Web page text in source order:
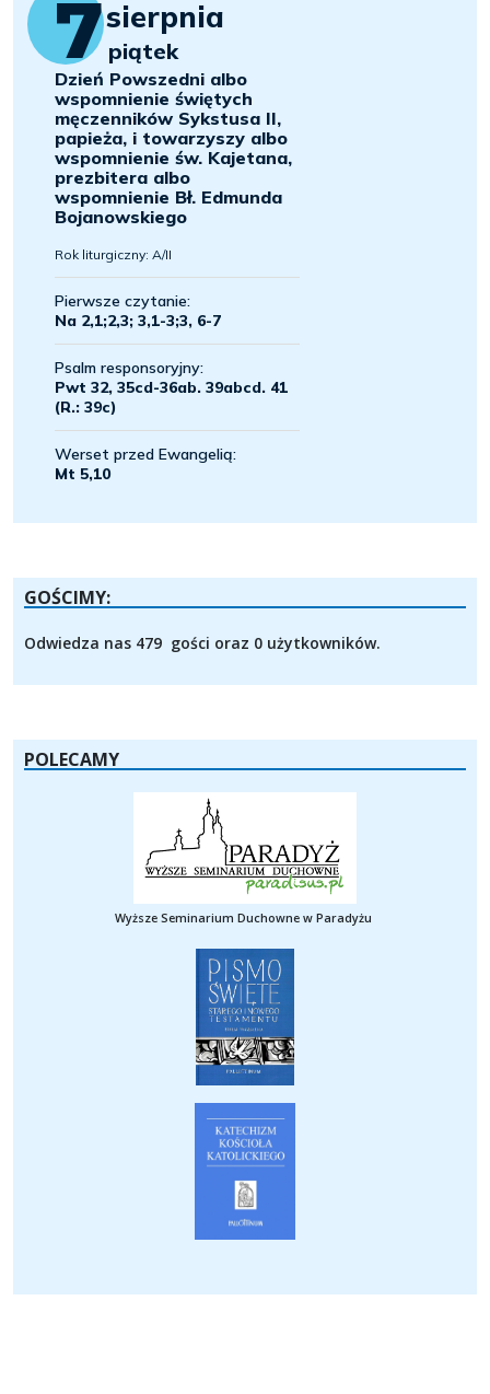
GOŚCIMY:
Odwiedza nas 479 gości oraz 0 użytkowników.
POLECAMY
Wyższe Seminarium Duchowne w Paradyżu